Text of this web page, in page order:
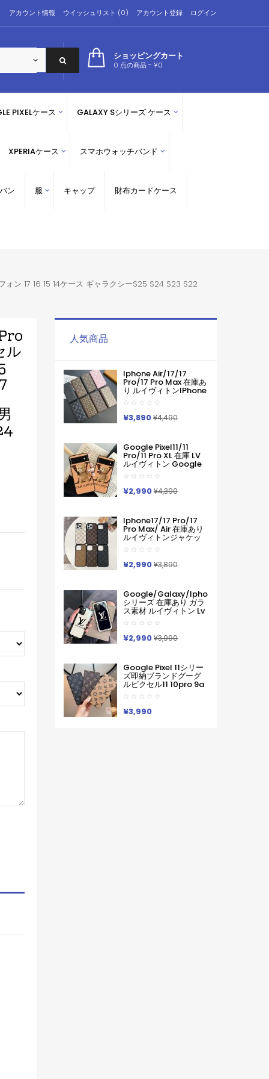
アカウント情報 ウイッシュリスト (0) アカウント登録 ログイン
ショッピングカート
0 点の商品 - ¥0
PIXELケース GALAXY Sシリーズ ケース
XPERIAケース スマホウォッチバンド
ン 服 キャップ 財布カードケース
17 16 15 14ケース ギャラクシーS25 S24 S23 S22
ル
人気商品
Iphone Air/17/17
Pro/17 Pro Max 在庫あ
り ルイヴィトンiPhone
Air 17pro Max 16 15
Pro Maxケース手帳型
ブランドグッチカード
入れ IPhone17 16 15 14
Iphone11 12 13 14 手帳
型ケース メンズ本革製
スマホケース アイフォ
ン15 14 13 Pro Max 手
帳 携帯ケース
¥3,890¥4,490
Google Pixel11/11
Pro/11 Pro XL 在庫 LV
ルイヴィトン Google
Pixel 11 10 Pro 9a 6 7a
8 9pro Iphone 16 17
Pro Max Galaxy S26
ケースハイブランド フ
番プリント ルイヴィト
ンGooglePixel6 Pixel7
Pixel8 9グーグ熊柄ル
ピクセル スマホケース
軽い 薄い ハードケース
Pixelなど全機種対応
¥2,990¥4,390
Iphone17/17 Pro/17
Pro Max/ Air 在庫あり
ルイヴィトンジャケッ
ト型モノグラムダミエ
アイホンケース17 16 15
14 Pro Max 15 Plus 激
安革製メンズレディー
Max 16 15 Pro Maxケー
スカバー
¥2,990¥3,890
Google/galaxy/iphone
シリーズ 在庫あり ガラ
ス素材 ルイヴィトン Lv
Google Pixel 10a 10
Pro Xl 9a 8 7 Galaxy
A36 S26 Ultra S25 ア
イフォン17 Pro Max 16
ースサムソン ギャラク
シー S26 S25s24 S23
Ultraケース ルイヴィト
ン Lv ブランド レディー
ス男性女性 Google
¥2,990¥3,990
Google Pixel 11シリー
ズ即納ブランドグーグ
ルピクセル11 10pro 9a
8 Pro 7a 9proXL 手帳
型GalaxyS25 S26 S24
A55 A54 A53 アイフォ
ン16 15 18 17ケースルイ
¥3,990